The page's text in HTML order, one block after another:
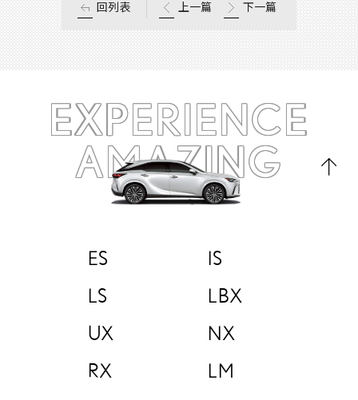
回列表 上一篇 下一篇
EXPERIENCE
AMAZING
ES
IS
LS
LBX
UX
NX
RX
LM